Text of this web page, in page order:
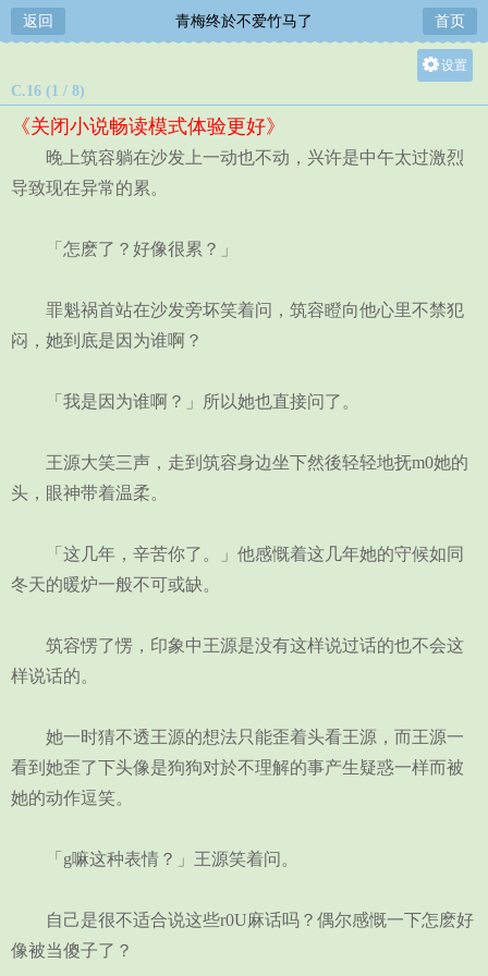
返回 青梅终於不爱竹马了 首页
设置
中
C.16 (1 / 8)
《关闭小说畅读模式体验更好》
晚上筑容躺在沙发上一动也不动，兴许是中午太过激烈
导致现在异常的累。
「怎麽了？好像很累？」
罪魁祸首站在沙发旁坏笑着问，筑容瞪向他心里不禁犯
闷，她到底是因为谁啊？
「我是因为谁啊？」所以她也直接问了。
王源大笑三声，走到筑容身边坐下然後轻轻地抚m0她的
头，眼神带着温柔。
「这几年，辛苦你了。」他感慨着这几年她的守候如同
冬天的暖炉一般不可或缺。
筑容愣了愣，印象中王源是没有这样说过话的也不会这
样说话的。
她一时猜不透王源的想法只能歪着头看王源，而王源一
看到她歪了下头像是狗狗对於不理解的事产生疑惑一样而被
她的动作逗笑。
「g嘛这种表情？」王源笑着问。
自己是很不适合说这些r0U麻话吗？偶尔感慨一下怎麽好
像被当傻子了？